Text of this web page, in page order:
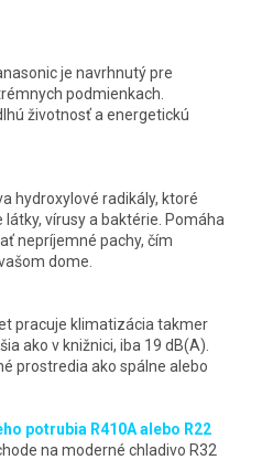
je navrhnutý pre
podmienkach.
životnosť a energetickú
hydroxylové radikály, ktoré
vírusy a baktérie. Pomáha
nepríjemné pachy, čím
dome.
pracuje klimatizácia takmer
ako v knižnici, iba 19 dB(A).
prostredia ako spálne alebo
potrubia R410A alebo R22
na moderné chladivo R32